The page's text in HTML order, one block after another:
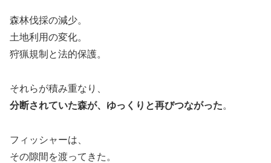
森林伐採の減少。
土地利用の変化。
狩猟規制と法的保護。
それらが積み重なり、
分断されていた森が、ゆっくりと再びつながった。
フィッシャーは、
その隙間を渡ってきた。